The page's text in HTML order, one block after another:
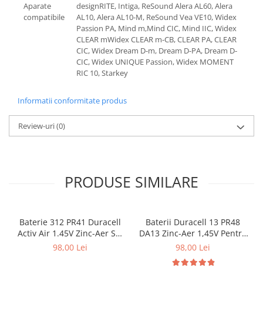
Aparate
compatibile
designRITE, Intiga, ReSound Alera AL60, Alera
AL10, Alera AL10-M, ReSound Vea VE10, Widex
Passion PA, Mind m,Mind CIC, Mind IIC, Widex
CLEAR mWidex CLEAR m-CB, CLEAR PA, CLEAR
CIC, Widex Dream D-m, Dream D-PA, Dream D-
CIC, Widex UNIQUE Passion, Widex MOMENT
RIC 10, Starkey
Informatii conformitate produs
Review-uri(0)
PRODUSE SIMILARE
Baterie 312 PR41 Duracell
Activ Air 1.45V Zinc-Aer Set
60 baterii pentru aparate
98,00 Lei
Baterii Duracell 13 PR48
DA13 Zinc-Aer 1,45V Pentru
Aparate Auditive Set 60 buc
98,00 Lei